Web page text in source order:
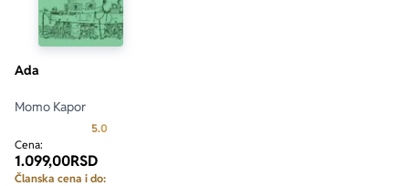
Ada
Momo Kapor
5.0
Cena:
1.099,00RSD
Članska cena i do: